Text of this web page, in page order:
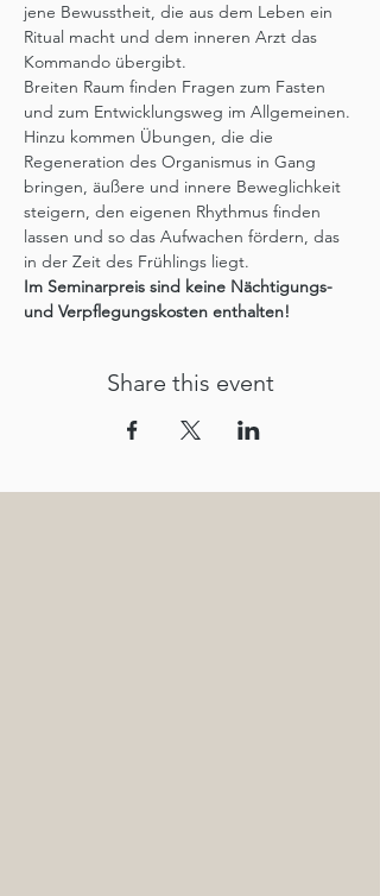
jene Bewusstheit, die aus dem Leben ein
Ritual macht und dem inneren Arzt das
Kommando übergibt.
Breiten Raum finden Fragen zum Fasten
und zum Entwicklungsweg im Allgemeinen.
Hinzu kommen Übungen, die die
Regeneration des Organismus in Gang
bringen, äußere und innere Beweglichkeit
steigern, den eigenen Rhythmus finden
lassen und so das Aufwachen fördern, das
in der Zeit des Frühlings liegt.
Im Seminarpreis sind keine Nächtigungs-
und Verpflegungskosten enthalten!
Share this event